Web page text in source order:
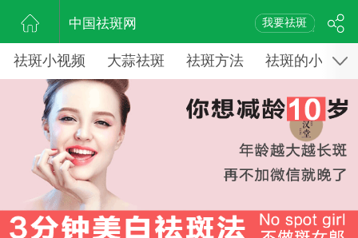
中国祛斑网 我要祛斑
祛斑小视频 大蒜祛斑 祛斑方法 祛斑的小窍门